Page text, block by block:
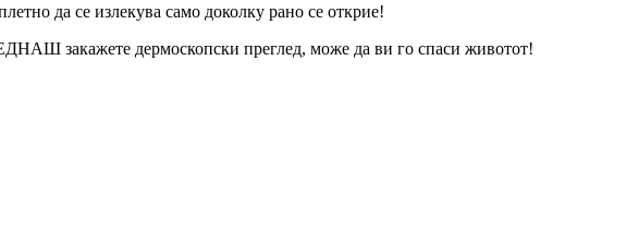
да се излекува само доколку рано се открие!
закажете дермоскопски преглед, може да ви го спаси животот!